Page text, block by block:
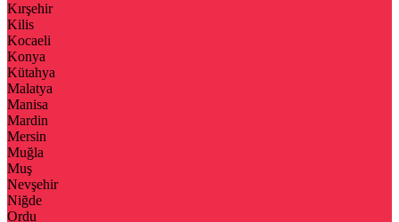
Kırşehir
Kilis
Kocaeli
Konya
Kütahya
Malatya
Manisa
Mardin
Mersin
Muğla
Muş
Nevşehir
Niğde
Ordu